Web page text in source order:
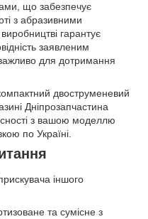
що забезпечує
з абразивними
гарантує
заявленим
для дотримання
двоструменевий
Дніпрозапчастина
з вашою моделлю
по Україні.
іншого
та сумісне з